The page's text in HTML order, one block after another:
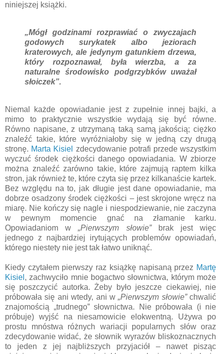
niniejszej książki.
„Mógł godzinami rozprawiać o zwyczajach
godowych surykatek albo jeziorach
kraterowych, ale jedynym gatunkiem drzewa,
który rozpoznawał, była wierzba, a za
naturalne środowisko podgrzybków uważał
słoiczek”.
Niemal każde opowiadanie jest z zupełnie innej bajki, a
mimo to praktycznie wszystkie wydają się być równe.
Równo napisane, z utrzymaną taką samą jakością; ciężko
znaleźć takie, które wyróżniałoby się w jedną czy drugą
stronę. Marta Kisiel
zdecydowanie potrafi przede wszystkim
wyczuć środek ciężkości danego opowiadania. W zbiorze
można znaleźć zarówno takie, które zajmują raptem kilka
stron, jak również te, które czyta się przez kilkanaście kartek.
Bez względu na to, jak długie jest dane opowiadanie, ma
dobrze osadzony środek ciężkości – jest skrojone wręcz na
miarę. Nie kończy się nagle i niespodziewanie, nie zaczyna
w pewnym momencie gnać na złamanie karku.
Opowiadaniom w„Pierwszym słowie”brak jest więc
jednego z najbardziej irytujących problemów opowiadań,
którego niestety nie jest tak łatwo uniknąć.
Kiedy czytałem pierwszy raz książkę napisaną przez Martę
Kisiel , zachwyciło mnie bogactwo słownictwa, którym może
się poszczycić autorka. Żeby było jeszcze ciekawiej, nie
próbowała się ani wtedy, ani w„Pierwszym słowie”chwalić
znajomością „trudnego” słownictwa. Nie próbowała (i nie
próbuje) wyjść na niesamowicie elokwentną. Używa po
prostu mnóstwa różnych wariacji popularnych słów oraz
zdecydowanie widać, że słownik wyrazów bliskoznacznych
to jeden z jej najbliższych przyjaciół – nawet pisząc